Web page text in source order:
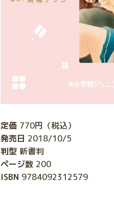
定価 770円（税込）
発売日 2018/10/5
判型 新書判
ページ数 200
ISBN 9784092312579